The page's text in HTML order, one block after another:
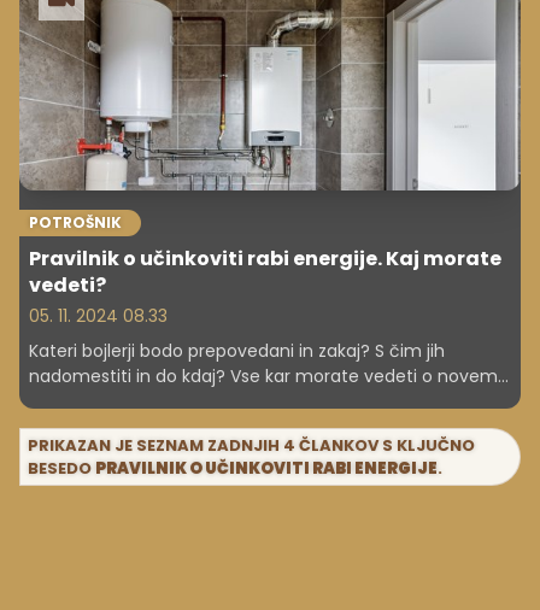
POTROŠNIK
Pravilnik o učinkoviti rabi energije. Kaj morate
vedeti?
05. 11. 2024 08.33
Kateri bojlerji bodo prepovedani in zakaj? S čim jih
nadomestiti in do kdaj? Vse kar morate vedeti o novem
vgradnjo električnih bojlerjev in tudi grelnih naprav, kot so
električni radiatorji in paneli, ter seveda posledično
razburja javnost.
PRIKAZAN JE SEZNAM ZADNJIH 4 ČLANKOV S KLJUČNO
BESEDO PRAVILNIK O UČINKOVITI RABI ENERGIJE.